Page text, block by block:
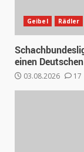
Geibel Rädler
einen
03.08.2026 17